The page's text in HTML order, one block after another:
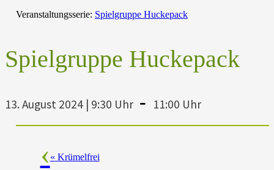
Veranstaltungsserie: Spielgruppe Huckepack
Spielgruppe Huckepack
13. August 2024 | 9:30 Uhr - 11:00 Uhr
« Krümelfrei